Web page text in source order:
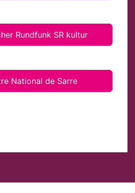
Rundfunk SR kultur
National de Sarre